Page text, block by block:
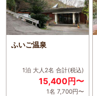
ふいご温泉
1泊 大人2名 合計(税込)
15,400円〜
1名 7,700円〜